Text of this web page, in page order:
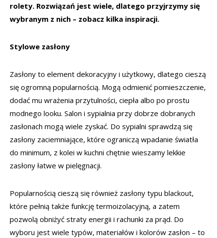
rolety. Rozwiązań jest wiele, dlatego przyjrzymy się
wybranym z nich – zobacz kilka inspiracji.
Stylowe zasłony
Zasłony to element dekoracyjny i użytkowy, dlatego cieszą
się ogromną popularnością. Mogą odmienić pomieszczenie,
dodać mu wrażenia przytulności, ciepła albo po prostu
modnego looku. Salon i sypialnia przy dobrze dobranych
zasłonach mogą wiele zyskać. Do sypialni sprawdzą się
zasłony zaciemniające, które ograniczą wpadanie światła
do minimum, z kolei w kuchni chętnie wieszamy lekkie
zasłony łatwe w pielęgnacji.
Popularnością cieszą się również zasłony typu blackout,
które pełnią także funkcję termoizolacyjną, a zatem
pozwolą obniżyć straty energii i rachunki za prąd. Do
wyboru jest wiele typów, materiałów i kolorów zasłon – to